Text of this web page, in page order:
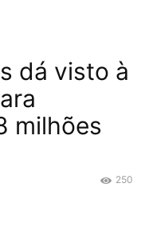
dá visto à
milhões
250